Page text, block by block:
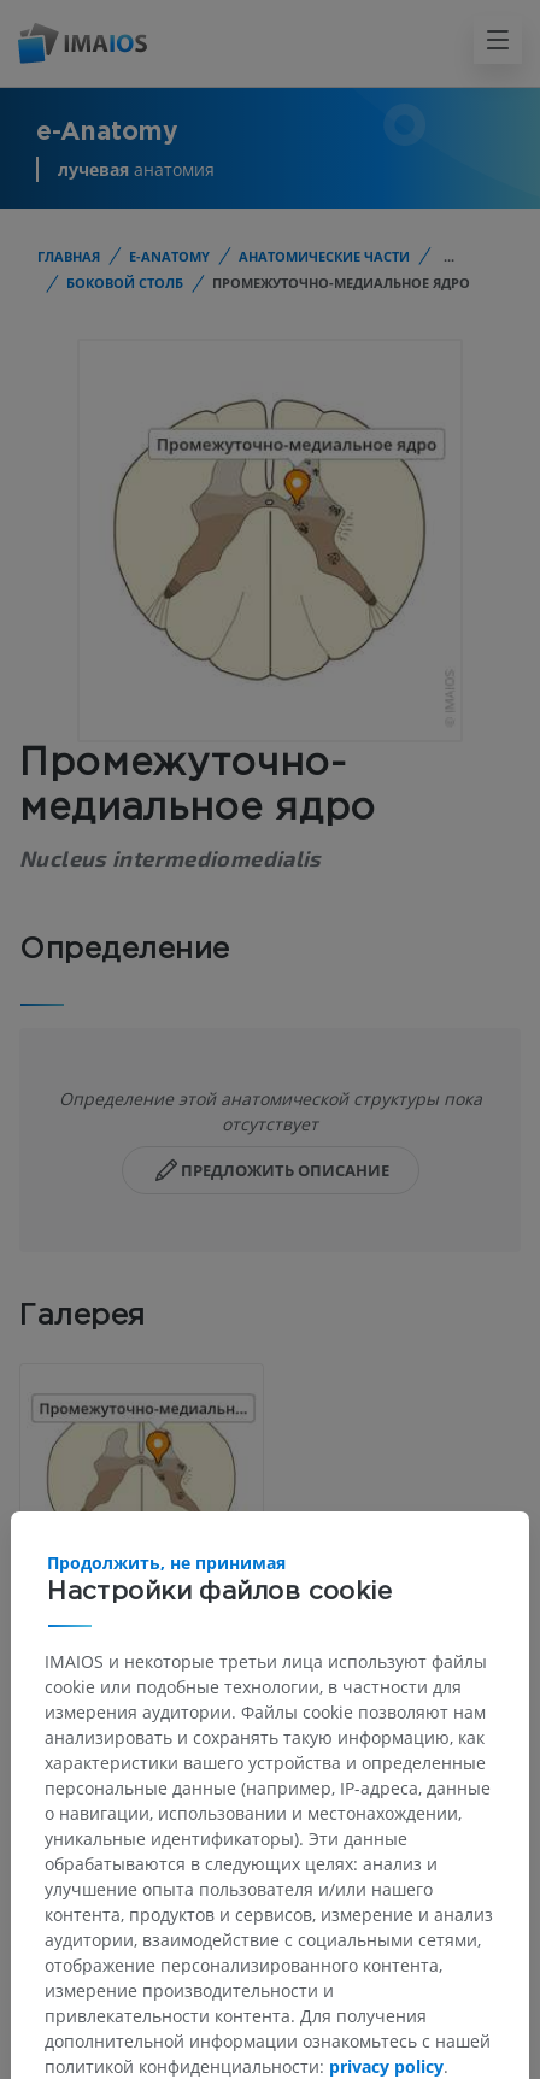
e-Anatomy
лучевая анатомия
ГЛАВНАЯ E-ANATOMY АНАТОМИЧЕСКИЕ ЧАСТИ
...
БОКОВОЙ СТОЛБ
ПРОМЕЖУТОЧНО-МЕДИАЛЬНОЕ ЯДРО
Промежуточно-
медиальное ядро
Nucleus intermediomedialis
Определение
Определение этой анатомической структуры пока
отсутствует
ПРЕДЛОЖИТЬ ОПИСАНИЕ
Галерея
Анатомическая иерархия
Анатомия человека 1
Системная анатомия > Нервная система>
Центральная нервная система> Спинной мозг
Серое вещество> Серые столбы >
Боковой столб>
Промежуточно-медиальное ядро
Основные структуры:Нет анатомических терминов,
относящихся к этой части тела
Нейроанатомия человека
Настройки файлов cookie
Продолжить, не принимая
IMAIOS и некоторые третьи лица используют файлы
cookie или подобные технологии, в частности для
измерения аудитории. Файлы cookie позволяют нам
анализировать и сохранять такую информацию, как
характеристики вашего устройства и определенные
персональные данные (например, IP-адреса, данные
о навигации, использовании и местонахождении,
уникальные идентификаторы). Эти данные
обрабатываются в следующих целях: анализ и
улучшение опыта пользователя и/или нашего
контента, продуктов и сервисов, измерение и анализ
аудитории, взаимодействие с социальными сетями,
отображение персонализированного контента,
измерение производительности и
привлекательности контента. Для получения
дополнительной информации ознакомьтесь с нашей
политикой конфиденциальности: privacy policy.